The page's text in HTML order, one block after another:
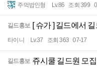
주먹밥인형 Lv.86 조회 399
길드홍보 [ 슈가 ] 길드에서
타이니 Lv.37 조회 363 07-17
길드홍보 쥬시쿨 길드원 모집